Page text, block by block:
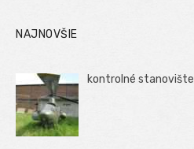
NAJNOVŠIE
kontrolné stanovište